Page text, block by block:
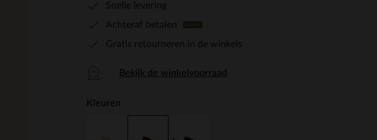
Snelle levering
Achteraf betalen
Gratis retourneren in de winkels
Bekijk de winkelvoorraad
Kleuren